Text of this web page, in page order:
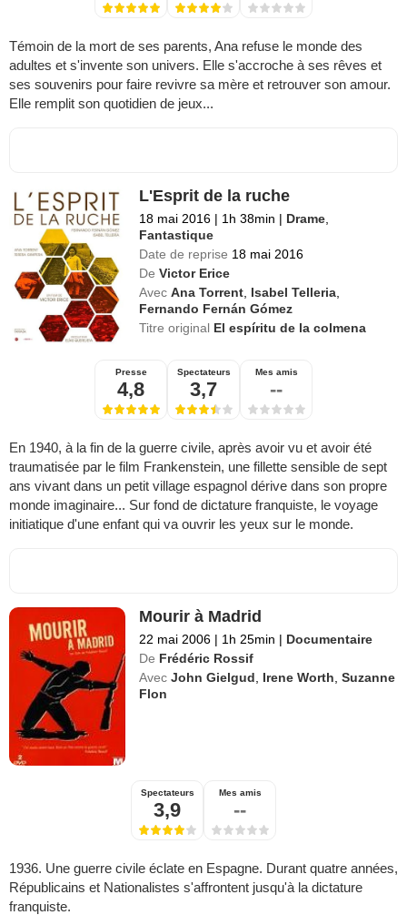
Témoin de la mort de ses parents, Ana refuse le monde des
adultes et s'invente son univers. Elle s'accroche à ses rêves et
ses souvenirs pour faire revivre sa mère et retrouver son amour.
Elle remplit son quotidien de jeux...
L'Esprit de la ruche
18 mai 2016 | 1h 38min | Drame
Fantastique
Date de reprise 18 mai 2016
De Victor Erice
Avec Ana Torrent Isabel Telleria
Fernando Fernán Gómez
Titre original El espíritu de la colmena
Presse
4,8
Spectateurs
3,7
Mes amis
--
En 1940, à la fin de la guerre civile, après avoir vu et avoir été
traumatisée par le film Frankenstein, une fillette sensible de sept
ans vivant dans un petit village espagnol dérive dans son propre
monde imaginaire... Sur fond de dictature franquiste, le voyage
initiatique d'une enfant qui va ouvrir les yeux sur le monde.
Mourir à Madrid
22 mai 2006 | 1h 25min | Documentaire
De Frédéric Rossif
Avec John Gielgud Irene Worth ,Suzanne
Flon
Spectateurs
3,9
Mes amis
--
1936. Une guerre civile éclate en Espagne. Durant quatre années,
Républicains et Nationalistes s'affrontent jusqu'à la dictature
franquiste.